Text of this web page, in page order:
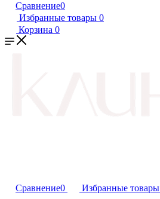
Сравнение0
Избранные товары 0
Корзина 0
Сравнение0 Избранные товары